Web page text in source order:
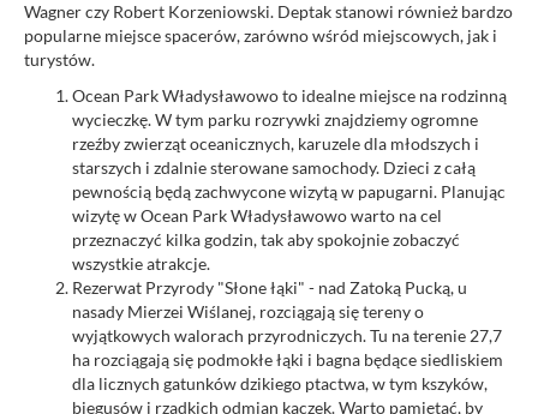
Wagner czy Robert Korzeniowski. Deptak stanowi również bardzo
popularne miejsce spacerów, zarówno wśród miejscowych, jak i
turystów.
Ocean Park Władysławowo to idealne miejsce na rodzinną
wycieczkę. W tym parku rozrywki znajdziemy ogromne
rzeźby zwierząt oceanicznych, karuzele dla młodszych i
starszych i zdalnie sterowane samochody. Dzieci z całą
pewnością będą zachwycone wizytą w papugarni. Planując
wizytę w Ocean Park Władysławowo warto na cel
przeznaczyć kilka godzin, tak aby spokojnie zobaczyć
wszystkie atrakcje.
Rezerwat Przyrody "Słone łąki" - nad Zatoką Pucką, u
nasady Mierzei Wiślanej, rozciągają się tereny o
wyjątkowych walorach przyrodniczych. Tu na terenie 27,7
ha rozciągają się podmokłe łąki i bagna będące siedliskiem
dla licznych gatunków dzikiego ptactwa, w tym kszyków,
biegusów i rzadkich odmian kaczek. Warto pamiętać, by